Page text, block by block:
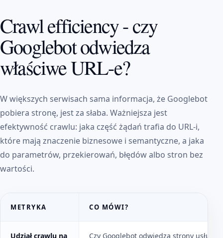
Crawl efficiency - czy
Googlebot odwiedza
właściwe URL-e?
W większych serwisach sama informacja, że Googlebot
pobiera stronę, jest za słaba. Ważniejsza jest
efektywność crawlu: jaka część żądań trafia do URL-i,
które mają znaczenie biznesowe i semantyczne, a jaka
do parametrów, przekierowań, błędów albo stron bez
wartości.
METRYKA CO MÓWI?
Udział crawlu na
Czy Googlebot odwiedza strony usług,